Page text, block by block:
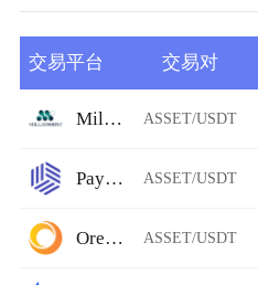
交易平台 交易对
Millionero ASSET/USDT
Paymium ASSET/USDT
Ore.Bz ASSET/USDT